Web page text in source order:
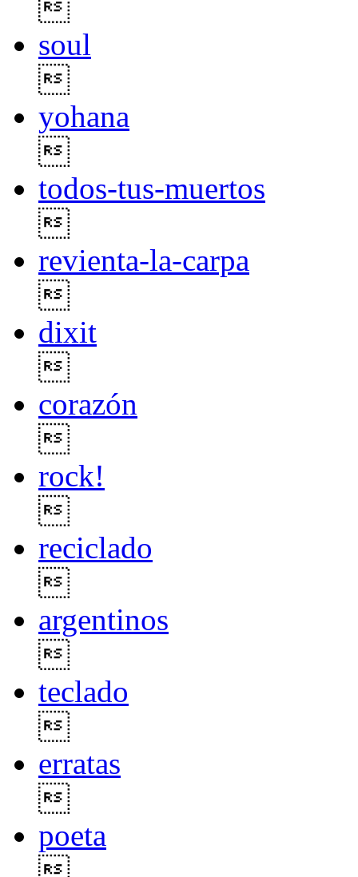
soul
yohana
todos-tus-muertos
revienta-la-carpa
dixit
corazón
rock!
reciclado
argentinos
teclado
erratas
poeta